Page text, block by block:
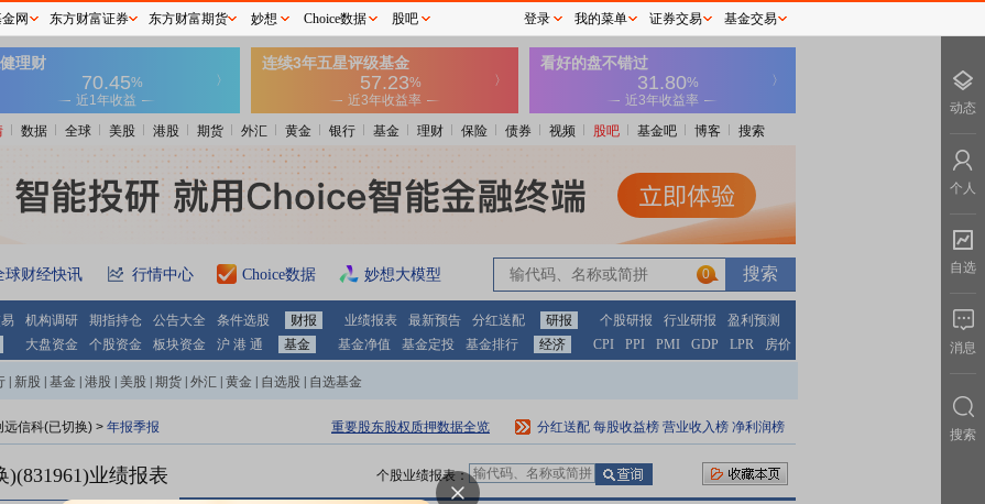
数据 全球 美股 港股 期货 外汇 黄金 银行 基金 理财 保险 债券 视频 股吧 基金吧 博客 搜索
球财经快讯 行情中心 Choice数据 妙想大模型 0
机构调研 期指持仓 公告大全 条件选股 财报 业绩报表 最新预告 分红送配 研报 个股研报 行业研报
盈利预测
大盘资金 个股资金 板块资金 沪 港 通 基金 基金净值 基金定投 基金排行 经济 CPI PPI PMI GDP LPR 房价
新股 基金 港股 美股 期货 外汇 黄金 自选股 自选基金
远信科(已切换) > 年报季报 重要股东股权质押数据全览 分红送配 每股收益榜 营业收入榜 净利润榜
业绩报表 个股业绩报表：
网 东方财富证券 东方财富期货 妙想 Choice数据 股吧 登录 我的菜单 证券交易 基金交易
动态
个人
自选
消息
搜索